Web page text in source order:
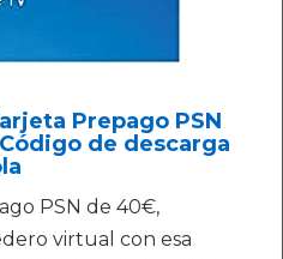
Prepago PSN
de descarga
PSN de 40€,
virtual con esa